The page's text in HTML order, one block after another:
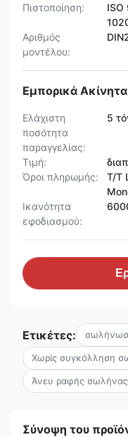
Πιστοποίηση:
ISO
Αριθμός
μοντέλου:
Εμπορικά Ακίνητα
Ελάχιστη
ποσότητα
παραγγελίας:
5
Τιμή:
Όροι πληρωμής:
T/T
Ικανότητα
εφοδιασμού:
Ετικέτες:
Χωρίς συγκόλληση
Άνευ ραφής
Σύνοψη του